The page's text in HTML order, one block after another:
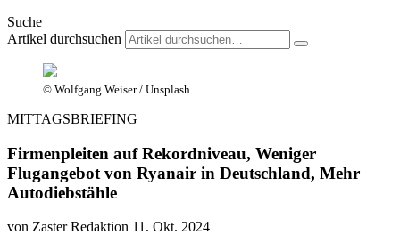
Suche
Artikel durchsuchen
© Wolfgang Weiser / Unsplash
MITTAGSBRIEFING
Firmenpleiten auf Rekordniveau, Weniger
Flugangebot von Ryanair in Deutschland, Mehr
Autodiebstähle
von Zaster Redaktion 11. Okt. 2024